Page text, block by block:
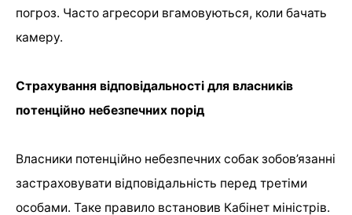
погроз. Часто агресори вгамовуються, коли бачать
камеру.
Страхування відповідальності для власників
потенційно небезпечних порід
Власники потенційно небезпечних собак зобов’язанні
застраховувати відповідальність перед третіми
особами. Таке правило встановив Кабінет міністрів.